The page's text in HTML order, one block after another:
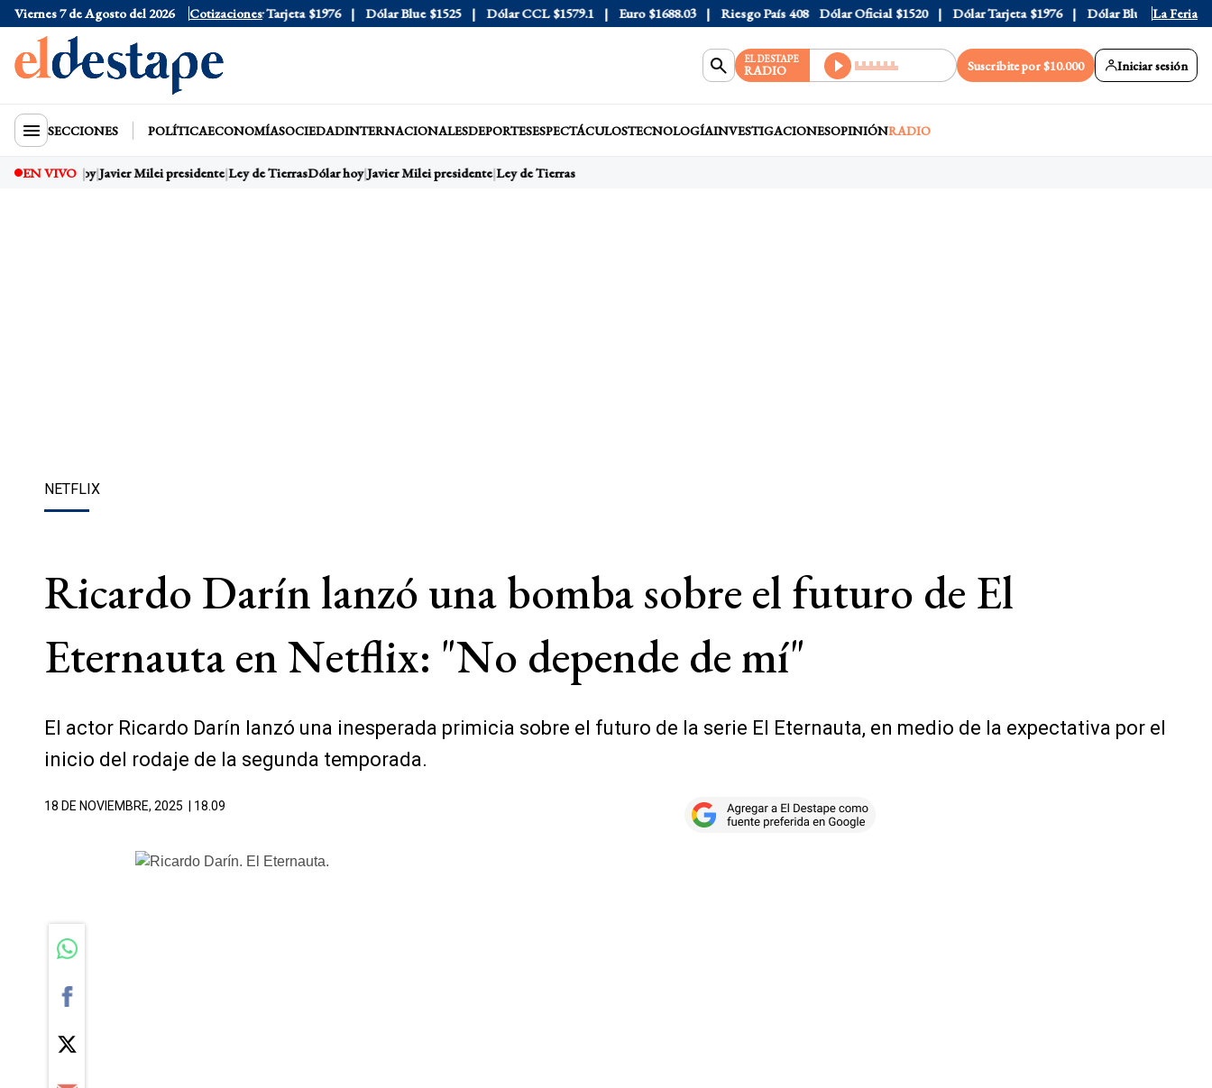
Viernes 7 de Agosto del 2026 Cotizaciones
Dólar Oficial $1520 Dólar Tarjeta $1976 Dólar Blue $1525 Dólar CCL $1579.1 Euro $1688.03 Riesgo País 408 Dólar Oficial $1520 Dólar Tarjeta $1976 Dólar Blue $1525La Feria
EL DESTAPE
RADIO Suscribite por $10.000 Iniciar sesión
SECCIONES POLÍTICAECONOMÍASOCIEDADINTERNACIONALESDEPORTESESPECTÁCULOSTECNOLOGÍAINVESTIGACIONESOPINIÓNRADIO
EN VIVO
Dólar hoy Javier Milei presidente Ley de TierrasDólar hoy Javier Milei presidente Ley de Tierras
NETFLIX
Ricardo Darín lanzó una bomba sobre el futuro de El
Eternauta en Netflix: "No depende de mí"
El actor Ricardo Darín lanzó una inesperada primicia sobre el futuro de la serie El Eternauta, en medio de la expectativa por el
inicio del rodaje de la segunda temporada.
18 DE NOVIEMBRE, 2025 | 18.09